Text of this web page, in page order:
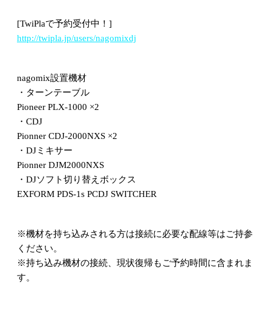
[TwiPlaで予約受付中！]
http://twipla.jp/users/nagomixdj
nagomix設置機材
・ターンテーブル
Pioneer PLX-1000 ×2
・CDJ
Pionner CDJ-2000NXS ×2
・DJミキサー
Pionner DJM2000NXS
・DJソフト切り替えボックス
EXFORM PDS-1s PCDJ SWITCHER
※機材を持ち込みされる方は接続に必要な配線等はご持参
ください。
※持ち込み機材の接続、現状復帰もご予約時間に含まれま
す。